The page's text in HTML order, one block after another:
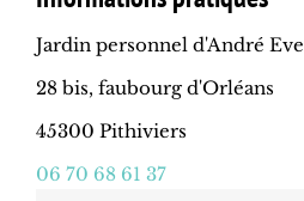
Jardin personnel d'André Eve
28 bis, faubourg d'Orléans
45300 Pithiviers
06 70 68 61 37